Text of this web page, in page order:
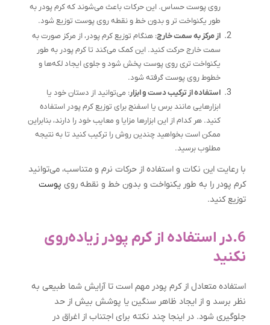
روی پوست حساس. این حرکات باعث می‌شوند که کرم پودر به
طور یکنواخت تر و بدون خط و نقطه روی پوست توزیع شود.
از مرکز به سمت خارج: هنگام توزیع کرم پودر، از مرکز صورت به
سمت خارج حرکت کنید. این کمک می‌کند تا کرم پودر به طور
یکنواخت تری روی پوست پخش شود و جلوی ایجاد لکه‌ها و
خطوط روی پوست گرفته شود.
استفاده از ترکیب دست و ابزار: می‌توانید از دستان خود یا
ابزارهایی مانند برس یا اسفنج برای توزیع کرم پودر استفاده
کنید. هر کدام از این ابزارها مزایا و معایب خود را دارند، بنابراین
ممکن است بخواهید چندین روش را ترکیب کنید تا به نتیجه
مطلوب برسید.
با رعایت این نکات و استفاده از حرکات نرم و متناسب، می‌توانید
کرم پودر را به طور یکنواخت و بدون خط و نقطه روی پوست
توزیع کنید.
6.در استفاده از کرم پودر زیاده‌روی
نکنيد
استفاده متعادل از کرم پودر مهم است تا آرایش شما طبیعی به
نظر برسد و از ایجاد ظاهر سنگین یا پوشش بیش از حد
جلوگیری شود. در اینجا چند نکته برای اجتناب از اغراق در